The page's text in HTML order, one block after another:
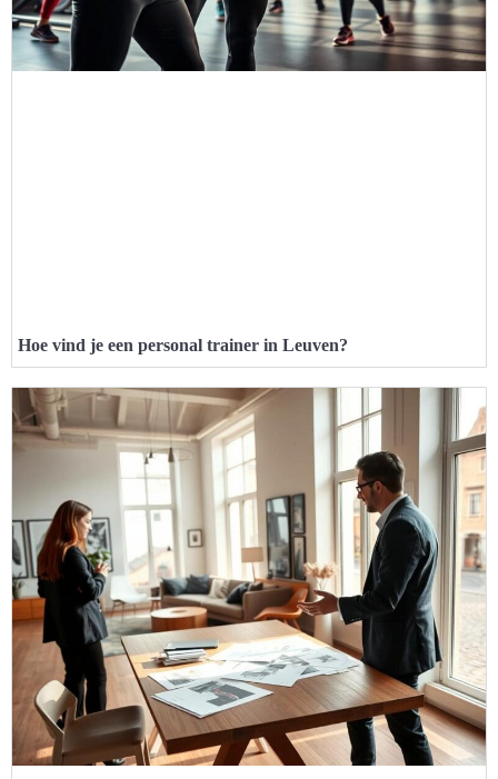
Hoe vind je een personal trainer in Leuven?